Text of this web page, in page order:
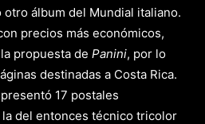
álbum del Mundial italiano.
precios más económicos,
propuesta de Panini, por lo
destinadas a Costa Rica.
17 postales
del entonces técnico tricolor